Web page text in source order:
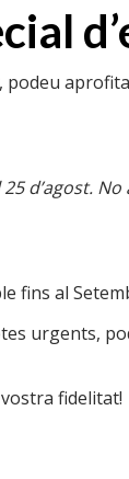
Cookies
Enviaments
podeu
d’agost.
fins al
urgents,
fidelitat!